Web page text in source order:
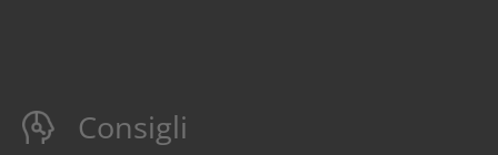
Consigli